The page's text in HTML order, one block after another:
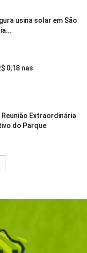
usina solar em São
0,18 nas
Extraordinária
do Parque